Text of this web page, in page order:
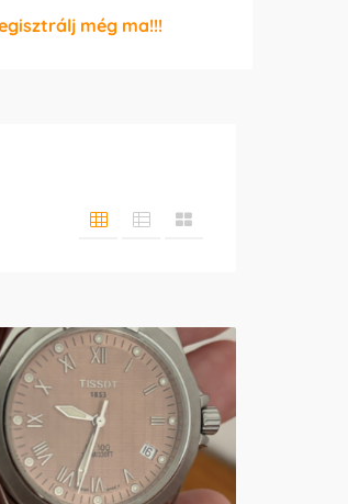
még ma!!!